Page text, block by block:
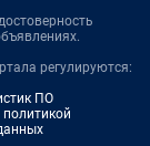
регулируются:
ПО